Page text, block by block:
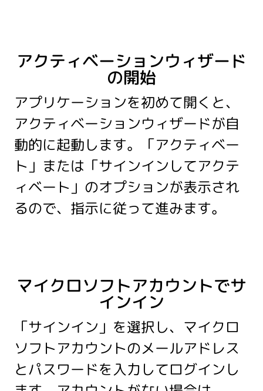
アクティベーションウィザード
の開始
アプリケーションを初めて開くと、
アクティベーションウィザードが自
動的に起動します。「アクティベー
ト」または「サインインしてアクテ
ィベート」のオプションが表示され
るので、指示に従って進みます。
マイクロソフトアカウントでサ
インイン
「サインイン」を選択し、マイクロ
ソフトアカウントのメールアドレス
とパスワードを入力してログインし